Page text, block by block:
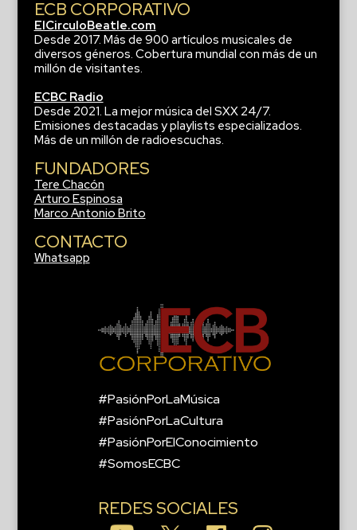
ECB CORPORATIVO
ElCirculoBeatle.com
Desde 2017. Más de 900 artículos musicales de
diversos géneros. Cobertura mundial con más de un
millón de visitantes.
ECBC Radio
Desde 2021. La mejor música del SXX 24/7.
Emisiones destacadas y playlists especializados.
Más de un millón de radioescuchas.
FUNDADORES
Tere Chacón
Arturo Espinosa
Marco Antonio Brito
CONTACTO
Whatsapp
#PasiónPorLaMúsica
#PasiónPorLaCultura
#PasiónPorElConocimiento
#SomosECBC
REDES SOCIALES